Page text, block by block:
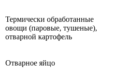
Термически обработанные
овощи (паровые, тушеные),
отварной картофель
Отварное яйцо